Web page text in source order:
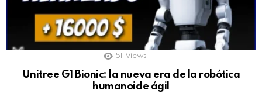
51 Views
Unitree G1 Bionic: la nueva era de la robótica
humanoide ágil